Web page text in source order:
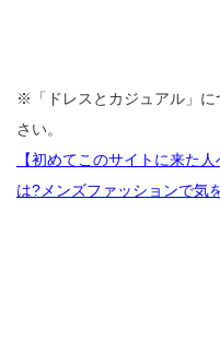
※「ドレスとカジュアル」
さい。
【初めてこのサイトに来た
は?メンズファッションで気